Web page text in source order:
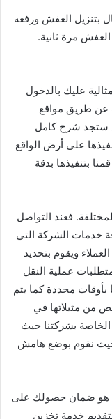
بتنزيل العفش ورفعه
مرة ثانية.
عليك بالدخول
عن طريق مواقع
ستجد شرح كامل
على أرض الواقع
بتنفيذها بدقة
فعند التواصل
خدمات الشركة التي
ويقوم بتحديد
عملية النقل
بأوقات محددة كما يتم
من مثيلاتها في
بشركتنا حيث
نقوم بوضع هامش
هو ضمان حصولك على
خدمة تخزين